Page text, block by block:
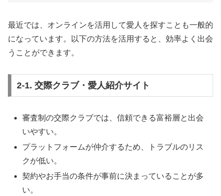
最近では、オンラインを活用して愛人を探すことも一般的
になっています。以下の方法を活用すると、効率よく出会
うことができます。
2-1. 交際クラブ・愛人紹介サイト
審査制の交際クラブでは、信頼できる富裕層と出会
いやすい。
プラットフォームが仲介するため、トラブルのリス
クが低い。
契約やお手当の条件が事前に決まっていることが多
い。